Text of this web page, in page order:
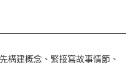
構建概念、緊接寫故事情節、